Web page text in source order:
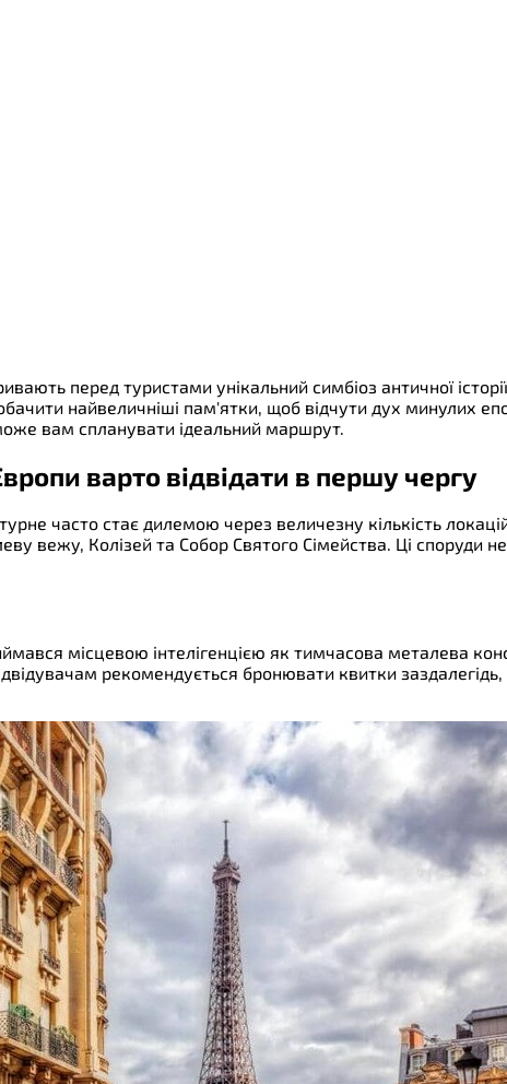
перед туристами унікальний симбіоз античної
найвеличніші пам'ятки, щоб відчути дух минулих
вам спланувати ідеальний маршрут.
варто відвідати в першу чергу
часто стає дилемою через величезну кількість
вежу, Колізей та Собор Святого Сімейства. Ці споруди
місцевою інтелігенцією як тимчасова металева
рекомендується бронювати квитки